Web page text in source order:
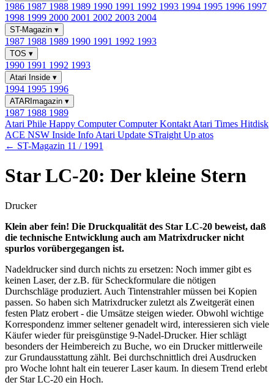
1986 1987 1988 1989 1990 1991 1992 1993 1994 1995 1996 1997
1998 1999 2000 2001 2002 2003 2004
ST-Magazin ▾
1987 1988 1989 1990 1991 1992 1993
TOS ▾
1990 1991 1992 1993
Atari Inside ▾
1994 1995 1996
ATARImagazin ▾
1987 1988 1989
Atari Phile Happy ComputerComputer Kontakt Atari Times Hitdisk
ACE NSW Inside Info Atari Update STraight Up atos
← ST-Magazin 11 / 1991
Star LC-20: Der kleine Stern
Drucker
Klein aber fein! Die Druckqualität des Star LC-20 beweist, daß
die technische Entwicklung auch am Matrixdrucker nicht
spurlos vorübergegangen ist.
Nadeldrucker sind durch nichts zu ersetzen: Noch immer gibt es
keinen Laser, der z.B. für Scheckformulare die nötigen
Durchschläge produziert. Auch Tintenstrahler müssen bei Kopien
passen. So haben sich Matrixdrucker zuletzt als Zweitgerät einen
festen Platz erobert - die Umsätze steigen wieder. Obwohl wichtige
Korrespondenz immer seltener genadelt wird, interessieren sich viele
Käufer wieder für preisgünstige 9-Nadel-Drucker. Hier schlägt
besonders der Heimbereich zu Buche, wo ein Drucker mittlerweile
zur Grundausstattung zählt. Bei durchschnittlich drei Ausdrucken
pro Woche lohnt halt ein teuerer Laser kaum. In diesem Trend erlebt
der Star LC-20 ein Hoch.